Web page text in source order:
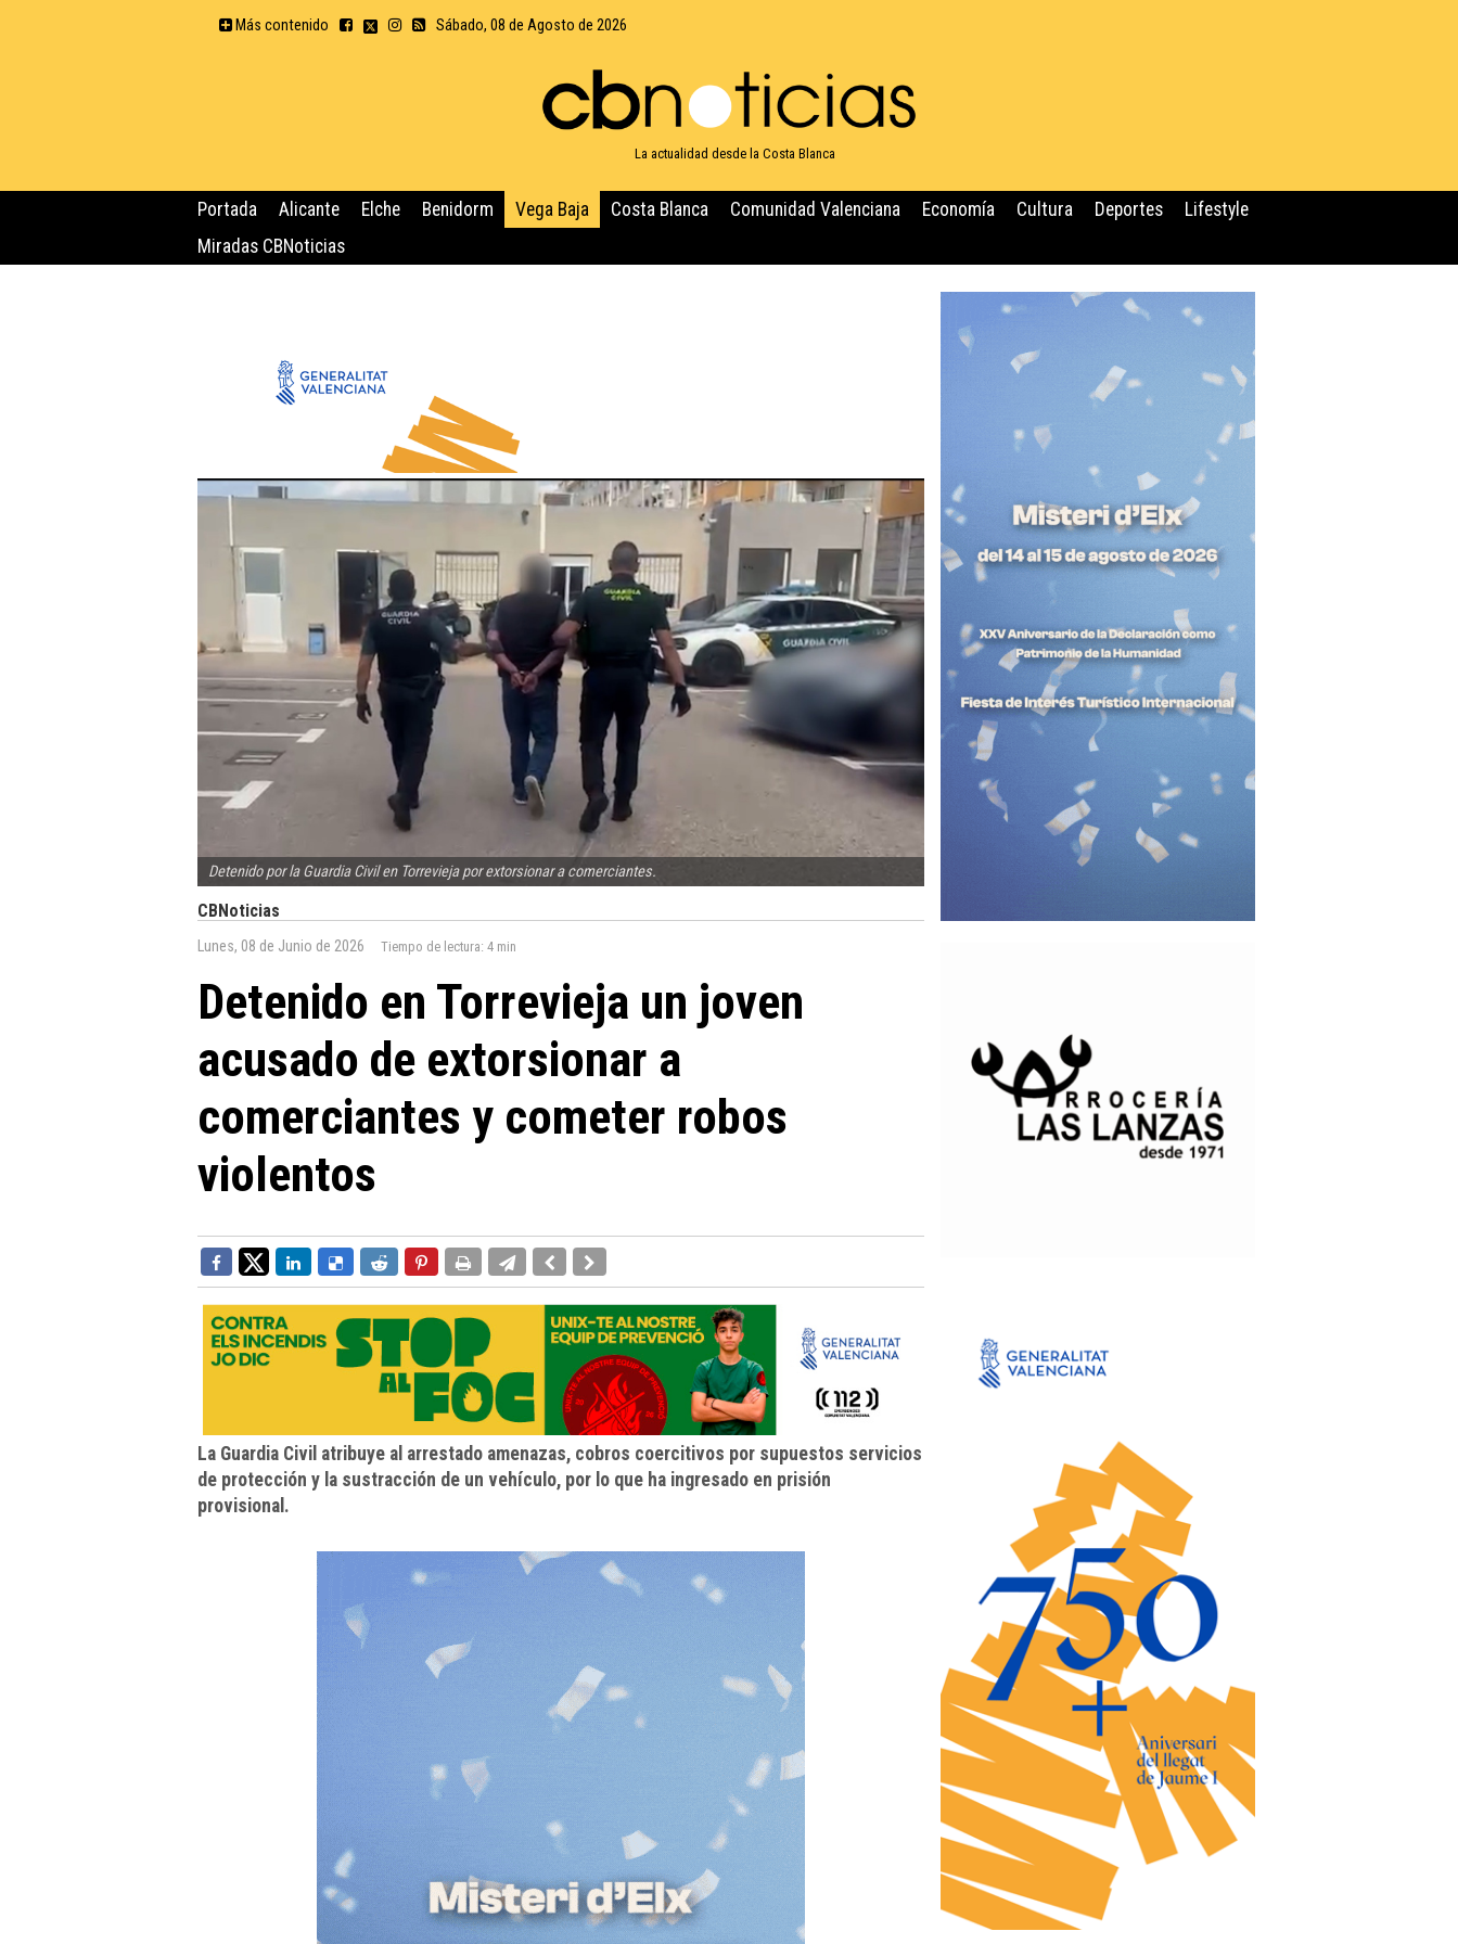
Más contenido Sábado, 08 de Agosto de 2026
La actualidad desde la Costa Blanca
Portada Alicante Elche Benidorm Vega Baja Costa Blanca Comunidad Valenciana Economía Cultura Deportes
Lifestyle
Miradas CBNoticias
Detenido por la Guardia Civil en Torrevieja por extorsionar a comerciantes.
CBNoticias
Lunes, 08 de Junio de 2026 Tiempo de lectura: 4 min
Detenido en Torrevieja un joven
acusado de extorsionar a
comerciantes y cometer robos
violentos
La Guardia Civil atribuye al arrestado amenazas, cobros coercitivos por supuestos servicios
de protección y la sustracción de un vehículo, por lo que ha ingresado en prisión
provisional.